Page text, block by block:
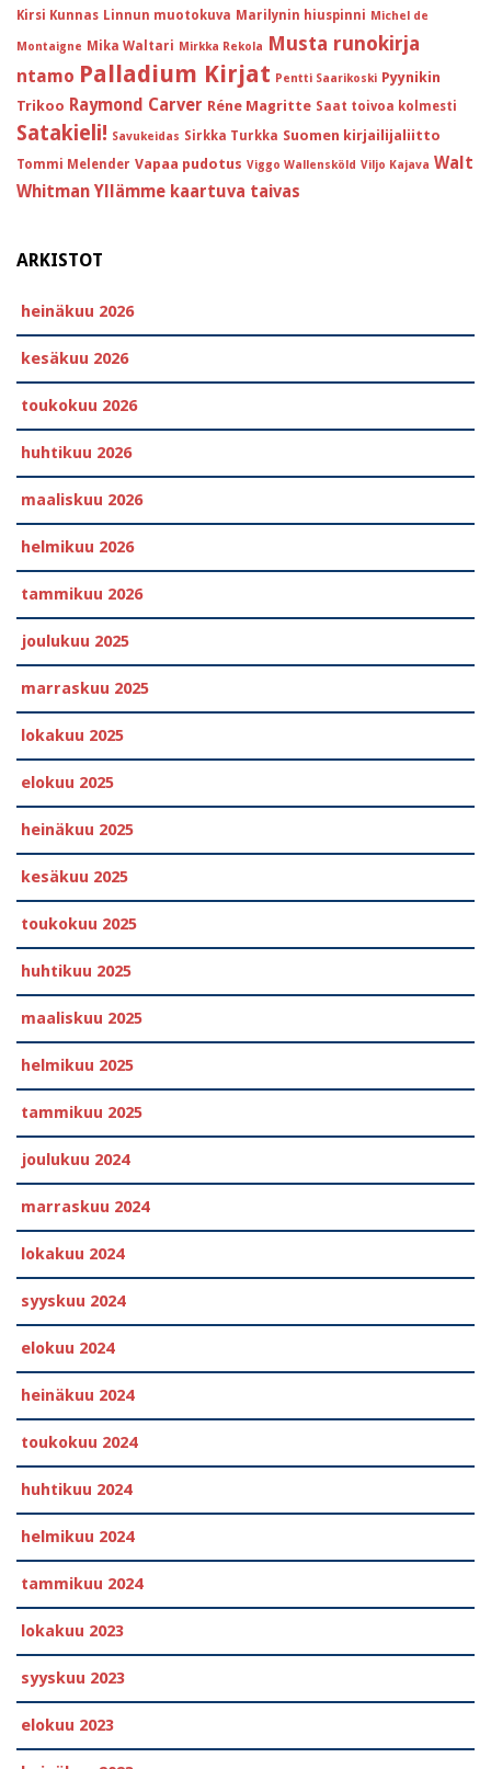
Kirsi Kunnas Linnun muotokuva Marilynin hiuspinni Michel de
Montaigne Mika Waltari Mirkka Rekola Musta runokirja
ntamo Palladium Kirjat Pentti Saarikoski Pyynikin
Trikoo Raymond Carver Réne Magritte Saat toivoa kolmesti
Satakieli! Savukeidas Sirkka Turkka Suomen kirjailijaliitto
Tommi Melender Vapaa pudotus Viggo Wallensköld Viljo Kajava Walt
Whitman Yllämme kaartuva taivas
ARKISTOT
heinäkuu 2026
kesäkuu 2026
toukokuu 2026
huhtikuu 2026
maaliskuu 2026
helmikuu 2026
tammikuu 2026
joulukuu 2025
marraskuu 2025
lokakuu 2025
elokuu 2025
heinäkuu 2025
kesäkuu 2025
toukokuu 2025
huhtikuu 2025
maaliskuu 2025
helmikuu 2025
tammikuu 2025
joulukuu 2024
marraskuu 2024
lokakuu 2024
syyskuu 2024
elokuu 2024
heinäkuu 2024
toukokuu 2024
huhtikuu 2024
helmikuu 2024
tammikuu 2024
lokakuu 2023
syyskuu 2023
elokuu 2023